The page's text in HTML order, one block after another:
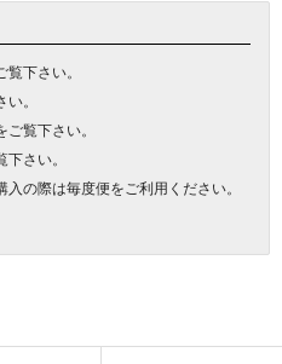
覧下さい。
。
ご覧下さい。
下さい。
の際は毎度便をご利用ください。